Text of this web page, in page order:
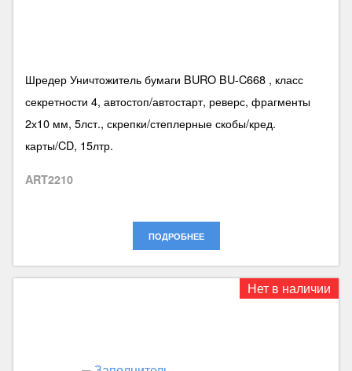
Шредер Уничтожитель бумаги BURO BU-C668 , класс
секретности 4, автостоп/автостарт, реверс, фрагменты
2х10 мм, 5лст., скрепки/степлерные скобы/кред.
карты/CD, 15лтр.
ART2210
ПОДРОБНЕЕ
Нет в наличии